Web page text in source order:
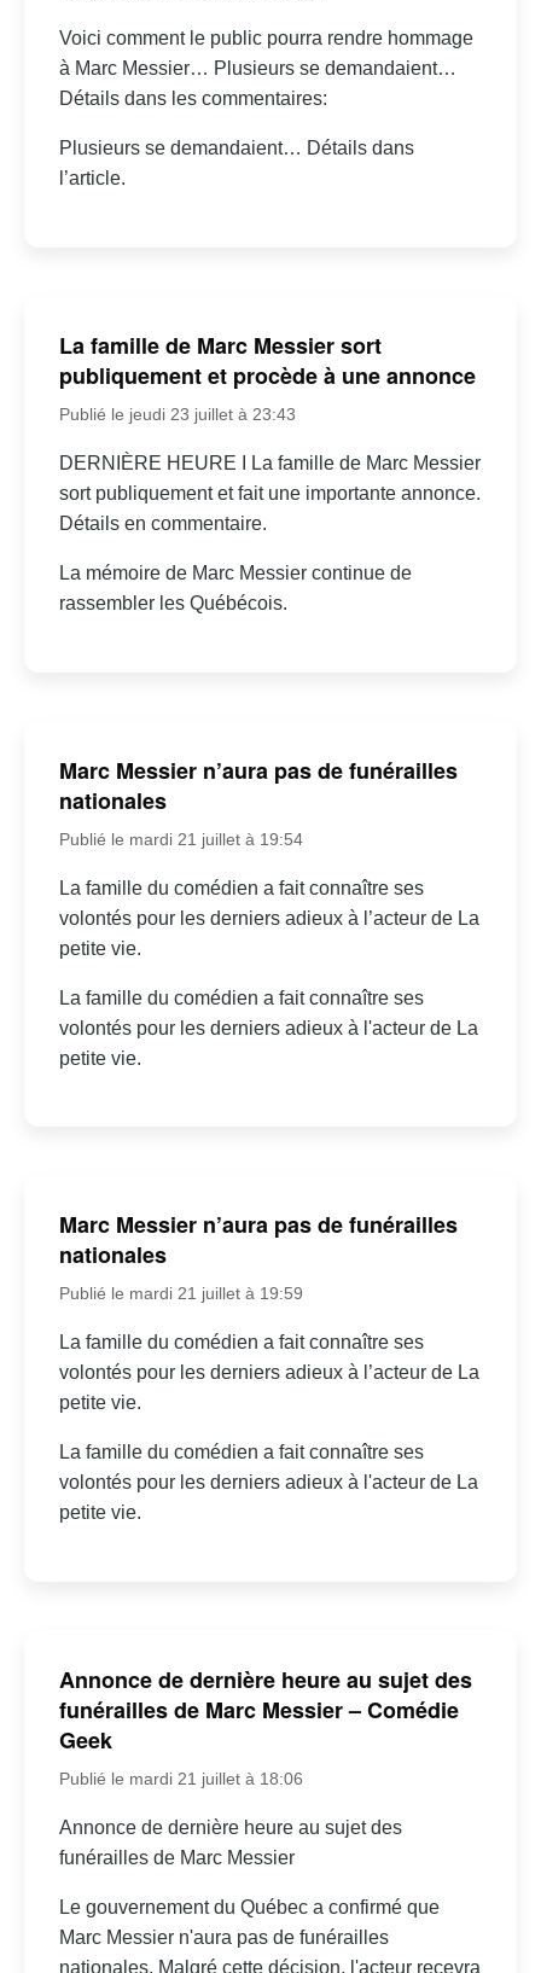
Voici comment le public pourra rendre hommage
à Marc Messier… Plusieurs se demandaient…
Détails dans les commentaires:
Plusieurs se demandaient… Détails dans
l’article.
La famille de Marc Messier sort
publiquement et procède à une annonce
Publié le jeudi 23 juillet à 23:43
DERNIÈRE HEURE I La famille de Marc Messier
sort publiquement et fait une importante annonce.
Détails en commentaire.
La mémoire de Marc Messier continue de
rassembler les Québécois.
Marc Messier n’aura pas de funérailles
nationales
Publié le mardi 21 juillet à 19:54
La famille du comédien a fait connaître ses
volontés pour les derniers adieux à l’acteur de La
petite vie.
La famille du comédien a fait connaître ses
volontés pour les derniers adieux à l'acteur de La
petite vie.
Marc Messier n’aura pas de funérailles
nationales
Publié le mardi 21 juillet à 19:59
La famille du comédien a fait connaître ses
volontés pour les derniers adieux à l’acteur de La
petite vie.
La famille du comédien a fait connaître ses
volontés pour les derniers adieux à l'acteur de La
petite vie.
Annonce de dernière heure au sujet des
funérailles de Marc Messier – Comédie
Geek
Publié le mardi 21 juillet à 18:06
Annonce de dernière heure au sujet des
funérailles de Marc Messier
Le gouvernement du Québec a confirmé que
Marc Messier n'aura pas de funérailles
nationales. Malgré cette décision, l'acteur recevra